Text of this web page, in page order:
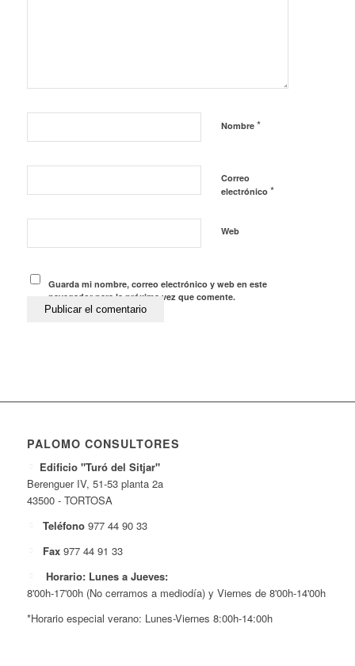
Nombre *
Correo
electrónico *
Web
Guarda mi nombre, correo electrónico y web en este
navegador para la próxima vez que comente.
PALOMO CONSULTORES
Edificio "Turó del Sitjar"
Berenguer IV, 51-53 planta 2a
43500 - TORTOSA
Teléfono 977 44 90 33
Fax 977 44 91 33
Horario: Lunes a Jueves:
8'00h-17'00h (No cerramos a mediodía) y Viernes de 8'00h-14'00h
*Horario especial verano: Lunes-Viernes 8:00h-14:00h